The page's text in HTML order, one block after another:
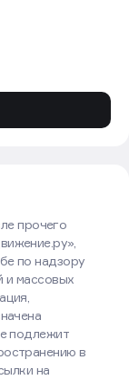
прочего
по надзору
и массовых
подлежит
в
на